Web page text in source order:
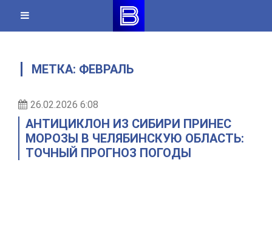
content
МЕТКА: ФЕВРАЛЬ
26.02.2026 6:08
АНТИЦИКЛОН ИЗ СИБИРИ ПРИНЕС
МОРОЗЫ В ЧЕЛЯБИНСКУЮ ОБЛАСТЬ:
ТОЧНЫЙ ПРОГНОЗ ПОГОДЫ